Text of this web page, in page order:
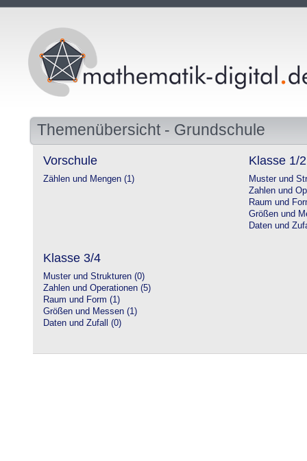
Themenübersicht - Grundschule
Vorschule
Zählen und Mengen (1)
Klasse 1/2
Muster und
Zahlen und
Raum und
Größen und
Daten und
Klasse 3/4
Muster und Strukturen (0)
Zahlen und Operationen (5)
Raum und Form (1)
Größen und Messen (1)
Daten und Zufall (0)